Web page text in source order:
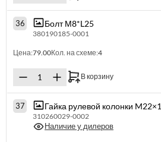
36 Болт М8*L25
380190185-0001
Цена:79.00Кол. на схеме:4
В корзину
37 Гайка рулевой колонки M22×1
310260029-0002
Наличие у дилеров